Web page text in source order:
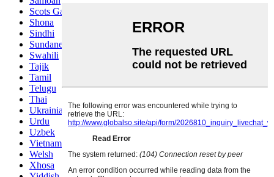
Scots Gaelic
Shona
Sindhi
Sundanese
Swahili
Tajik
Tamil
Telugu
Thai
Ukrainian
Urdu
Uzbek
Vietnamese
Welsh
Xhosa